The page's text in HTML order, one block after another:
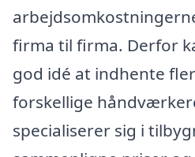
firma til firma. Derfor
god idé at indhente
forskellige
specialiserer sig i